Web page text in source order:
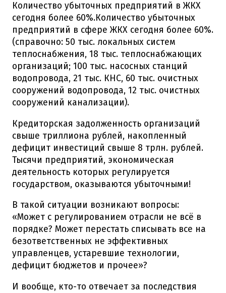
Количество убыточных предприятий в ЖКХ
сегодня более 60%.Количество убыточных
предприятий в сфере ЖКХ сегодня более 60%.
(справочно: 50 тыс. локальных систем
теплоснабжения, 18 тыс. теплоснабжающих
организаций; 100 тыс. насосных станций
водопровода, 21 тыс. КНС, 60 тыс. очистных
сооружений водопровода, 12 тыс. очистных
сооружений канализации).
Кредиторская задолженность организаций
свыше триллиона рублей, накопленный
дефицит инвестиций свыше 8 трлн. рублей.
Тысячи предприятий, экономическая
деятельность которых регулируется
государством, оказываются убыточными!
В такой ситуации возникают вопросы:
«Может с регулированием отрасли не всё в
порядке? Может перестать списывать все на
безответственных не эффективных
управленцев, устаревшие технологии,
дефицит бюджетов и прочее»?
И вообще, кто-то отвечает за последствия